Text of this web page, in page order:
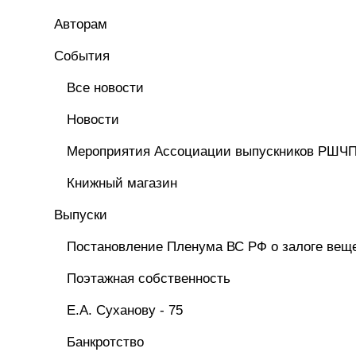
Авторам
Cобытия
Все новости
Новости
Мероприятия Ассоциации выпускников
Книжный магазин
Выпуски
Постановление Пленума ВС РФ о залоге
Поэтажная собственность
Е.А. Суханову - 75
Банкротство